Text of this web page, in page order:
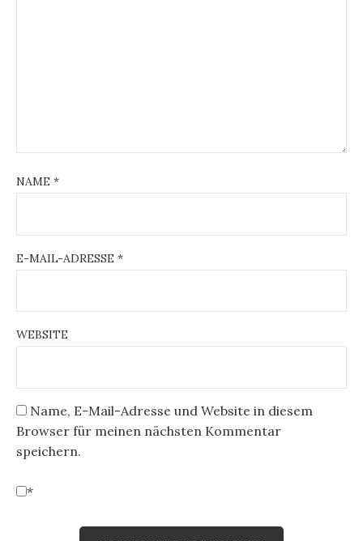
NAME *
E-MAIL-ADRESSE *
WEBSITE
Name, E-Mail-Adresse und Website in diesem
Browser für meinen nächsten Kommentar
speichern.
*